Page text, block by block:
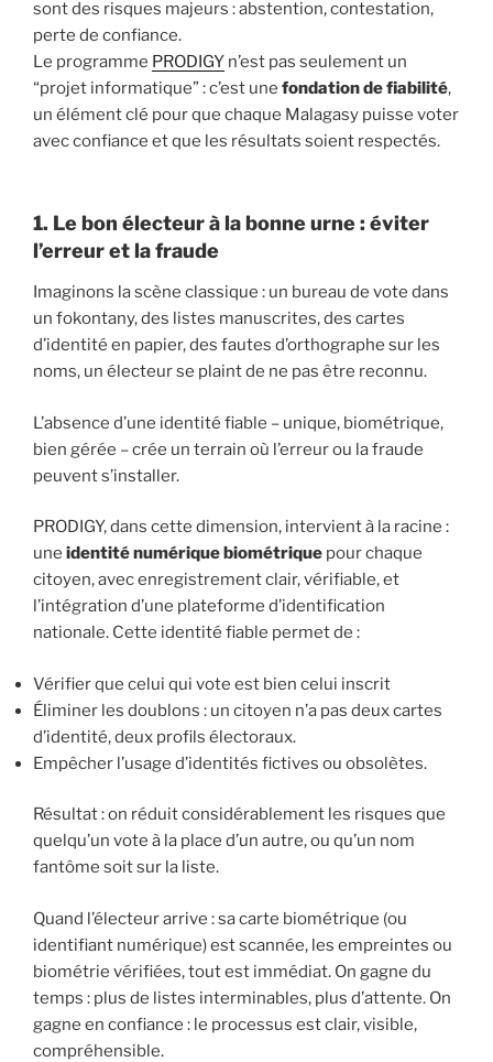
sont des risques majeurs : abstention, contestation,
perte de confiance.
Le programme PRODIGY n’est pas seulement un
“projet informatique” : c’est une fondation de fiabilité,
un élément clé pour que chaque Malagasy puisse voter
avec confiance et que les résultats soient respectés.
1. Le bon électeur à la bonne urne : éviter
l’erreur et la fraude
Imaginons la scène classique : un bureau de vote dans
un fokontany, des listes manuscrites, des cartes
d’identité en papier, des fautes d’orthographe sur les
noms, un électeur se plaint de ne pas être reconnu.
L’absence d’une identité fiable – unique, biométrique,
bien gérée – crée un terrain où l’erreur ou la fraude
peuvent s’installer.
PRODIGY, dans cette dimension, intervient à la racine :
une identité numérique biométrique pour chaque
citoyen, avec enregistrement clair, vérifiable, et
l’intégration d’une plateforme d’identification
nationale. Cette identité fiable permet de :
Vérifier que celui qui vote est bien celui inscrit
Éliminer les doublons : un citoyen n’a pas deux cartes
d’identité, deux profils électoraux.
Empêcher l’usage d’identités fictives ou obsolètes.
Résultat : on réduit considérablement les risques que
quelqu’un vote à la place d’un autre, ou qu’un nom
fantôme soit sur la liste.
Quand l’électeur arrive : sa carte biométrique (ou
identifiant numérique) est scannée, les empreintes ou
biométrie vérifiées, tout est immédiat. On gagne du
temps : plus de listes interminables, plus d’attente. On
gagne en confiance : le processus est clair, visible,
compréhensible.